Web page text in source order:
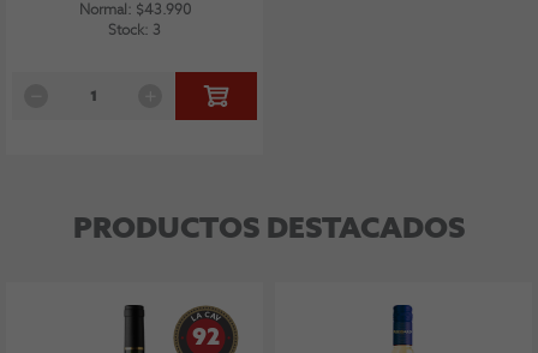
Normal: $43.990
Stock: 3
PRODUCTOS DESTACADOS
92